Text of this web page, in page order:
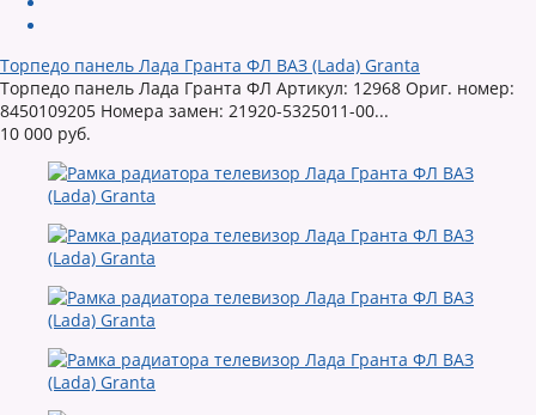
Торпедо панель Лада Гранта ФЛ ВАЗ (Lada) Granta
Торпедо панель Лада Гранта ФЛ Артикул: 12968 Ориг. номер:
8450109205 Номера замен: 21920-5325011-00...
10 000 руб.